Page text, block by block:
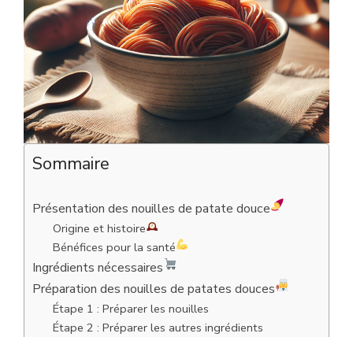
Sommaire
Présentation des nouilles de patate douce
Origine et histoire
Bénéfices pour la santé
Ingrédients nécessaires
Préparation des nouilles de patates douces
Étape 1 : Préparer les nouilles
Étape 2 : Préparer les autres ingrédients